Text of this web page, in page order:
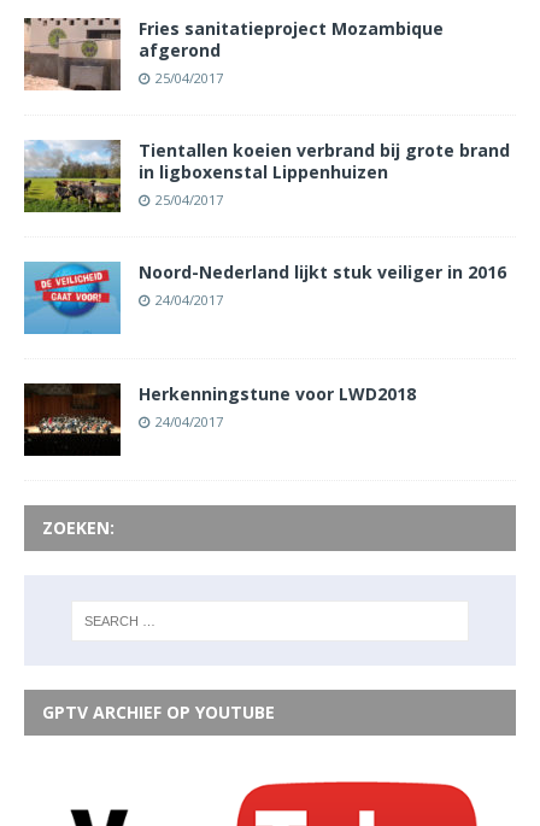
Fries sanitatieproject Mozambique
afgerond
25/04/2017
Tientallen koeien verbrand bij grote brand
in ligboxenstal Lippenhuizen
25/04/2017
Noord-Nederland lijkt stuk veiliger in 2016
24/04/2017
Herkenningstune voor LWD2018
24/04/2017
ZOEKEN:
GPTV ARCHIEF OP YOUTUBE